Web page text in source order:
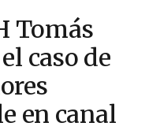
Tomás
caso de
en canal